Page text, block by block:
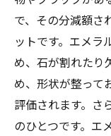
で、その分減額さ
ットです。エメラ
め、石が割れたり
め、形状が整って
評価されます。さ
のひとつです。エ